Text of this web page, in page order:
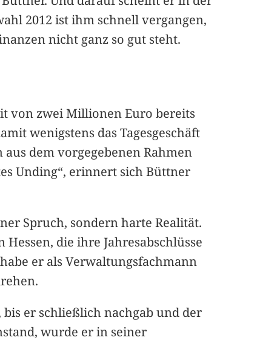
2012 ist ihm schnell vergangen,
nicht ganz so gut steht.
von zwei Millionen Euro bereits
wenigstens das Tagesgeschäft
dem vorgegebenen Rahmen
Unding“, erinnert sich Büttner
Spruch, sondern harte Realität.
die ihre Jahresabschlüsse
er als Verwaltungsfachmann
er schließlich nachgab und der
wurde er in seiner